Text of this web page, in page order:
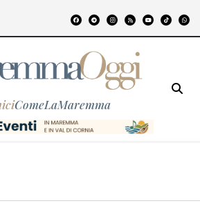
ComeLaMaremma